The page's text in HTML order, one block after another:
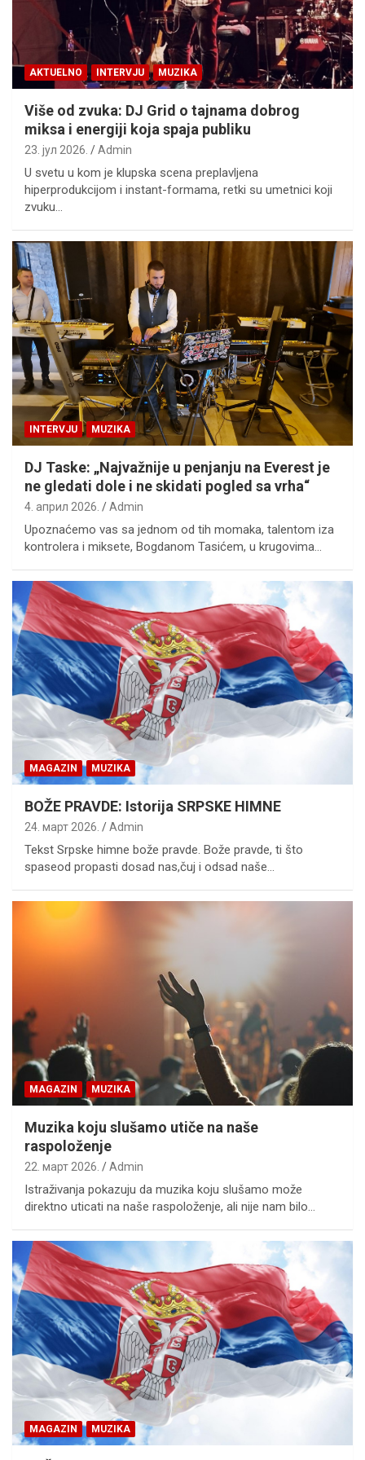
AKTUELNO INTERVJU MUZIKA
Više od zvuka: DJ Grid o tajnama dobrog
miksa i energiji koja spaja publiku
23. јул 2026. Admin
U svetu u kom je klupska scena preplavljena
hiperprodukcijom i instant-formama, retki su umetnici koji
zvuku…
INTERVJU MUZIKA
DJ Taske: „Najvažnije u penjanju na Everest je
ne gledati dole i ne skidati pogled sa vrha“
4. април 2026. Admin
Upoznaćemo vas sa jednom od tih momaka, talentom iza
kontrolera i miksete, Bogdanom Tasićem, u krugovima…
MAGAZIN MUZIKA
BOŽE PRAVDE: Istorija SRPSKE HIMNE
24. март 2026. Admin
Tekst Srpske himne bože pravde. Bože pravde, ti što
spaseod propasti dosad nas,čuj i odsad naše…
MAGAZIN MUZIKA
Muzika koju slušamo utiče na naše
raspoloženje
22. март 2026. Admin
Istraživanja pokazuju da muzika koju slušamo može
direktno uticati na naše raspoloženje, ali nije nam bilo…
MAGAZIN MUZIKA